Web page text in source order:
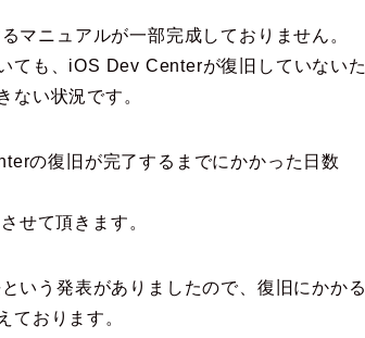
マニュアルが一部完成しておりません。
ても、iOS Dev Centerが復旧していないた
ない状況です。
の復旧が完了するまでにかかった日数
せて頂きます。
いう発表がありましたので、復旧にかかる
ております。